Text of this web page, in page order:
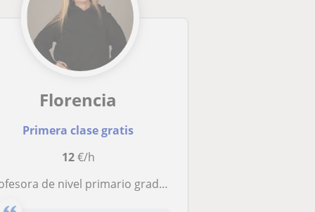
Florencia
Primera clase gratis
12€/h
de nivel primario graduada en argentina. Capacitada al mismo tiempo para enseñar nivel básico de italiano.